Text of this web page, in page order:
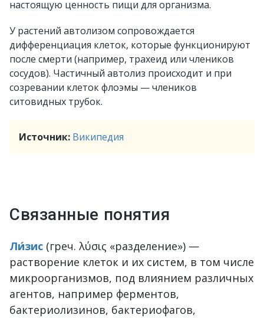
настоящую ценность пищи для организма.
У растений автолизом сопровождается
дифференциация клеток, которые функционируют
после смерти (например, трахеид или члеников
сосудов). Частичный автолиз происходит и при
созревании клеток флоэмы — члеников
ситовидных трубок.
Источник: Википедия
Связанные понятия
Ли́зис (греч. λύσις «разделение») —
растворение клеток и их систем, в том числе
микроорганизмов, под влиянием различных
агентов, например ферментов,
бактериолизинов, бактериофагов,